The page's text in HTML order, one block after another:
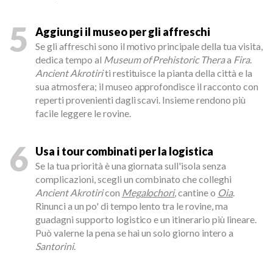
5 Aggiungi il museo per gli affreschi
Se gli affreschi sono il motivo principale della tua visita,
dedica tempo al Museum of Prehistoric Theraa Fira.
Ancient Akrotiriti restituisce la pianta della città e la
sua atmosfera; il museo approfondisce il racconto con
reperti provenienti dagli scavi. Insieme rendono più
facile leggere le rovine.
6 Usa i tour combinati per la logistica
Se la tua priorità è una giornata sull'isola senza
complicazioni, scegli un combinato che colleghi
Ancient Akrotiricon Megalochori, cantine o Oia.
Rinunci a un po' di tempo lento tra le rovine, ma
guadagni supporto logistico e un itinerario più lineare.
Può valerne la pena se hai un solo giorno intero a
Santorini.